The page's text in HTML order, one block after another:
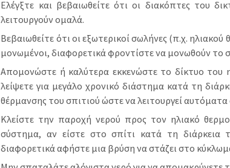
Ελέγξτε και βεβαιωθείτε ότι οι διακόπτες του
λειτουργούν ομαλά.
Βεβαιωθείτε ότι οι εξωτερικοί σωλήνες (π.χ.
μονωμένοι, διαφορετικά φροντίστε να μονωθούν το
Απομονώστε ή καλύτερα εκκενώστε το δίκτυο του
λείψετε για μεγάλο χρονικό διάστημα κατά τη
θέρμανσης του σπιτιού ώστε να λειτουργεί
Κλείστε την παροχή νερού προς τον ηλιακό
σύστημα, αν είστε στο σπίτι κατά τη διάρκεια
διαφορετικά αφήστε μια βρύση να στάζει στο